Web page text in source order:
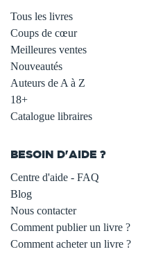
Tous les livres
Coups de cœur
Meilleures ventes
Nouveautés
Auteurs de A à Z
18+
Catalogue libraires
BESOIN D'AIDE ?
Centre d'aide - FAQ
Blog
Nous contacter
Comment publier un livre ?
Comment acheter un livre ?